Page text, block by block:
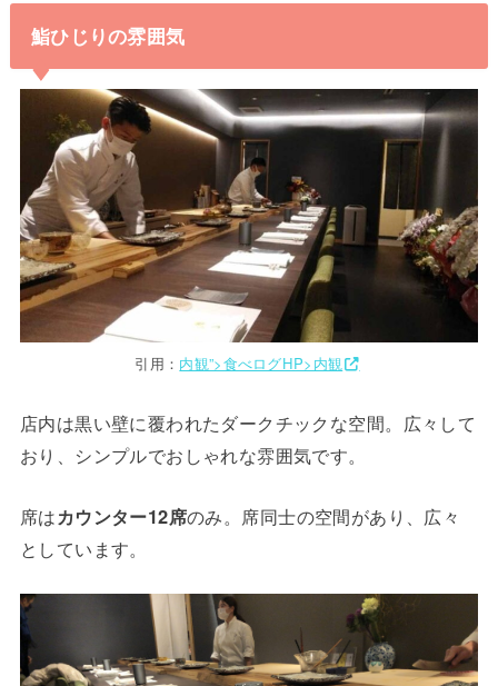
鮨ひじりの雰囲気
引用： 内観”>食べログHP>内観
店内は黒い壁に覆われたダークチックな空間。広々して
おり、シンプルでおしゃれな雰囲気です。
席はカウンター12席のみ。席同士の空間があり、広々
としています。